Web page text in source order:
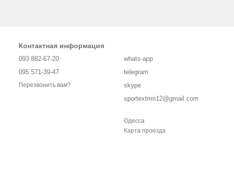
Контактная информация
093 882-67-20
095 571-39-47
Перезвонить вам?
whats-app
telegram
skype
sportextrim12@gmail.com
Одесса
Карта проезда